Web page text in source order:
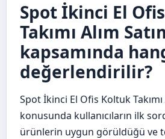
Spot İkinci El
Takımı Alım
kapsamında
değerlendirilir?
Spot İkinci El Ofis Koltuk Takımı
konusunda kullanıcıların ilk
ürünlerin uygun görüldüğü ve